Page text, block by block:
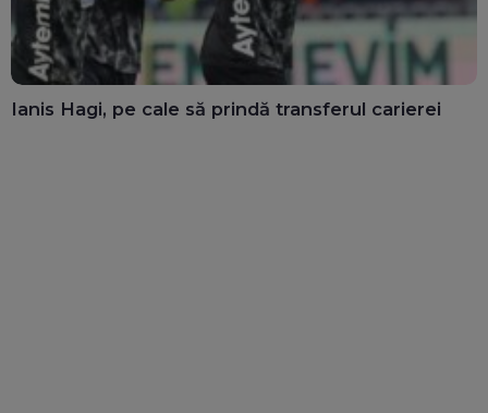
Ianis Hagi, pe cale să prindă transferul carierei